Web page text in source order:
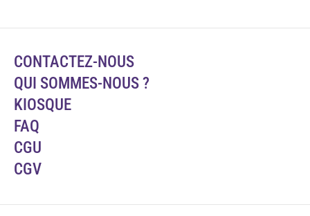
CONTACTEZ-NOUS
QUI SOMMES-NOUS ?
KIOSQUE
FAQ
CGU
CGV